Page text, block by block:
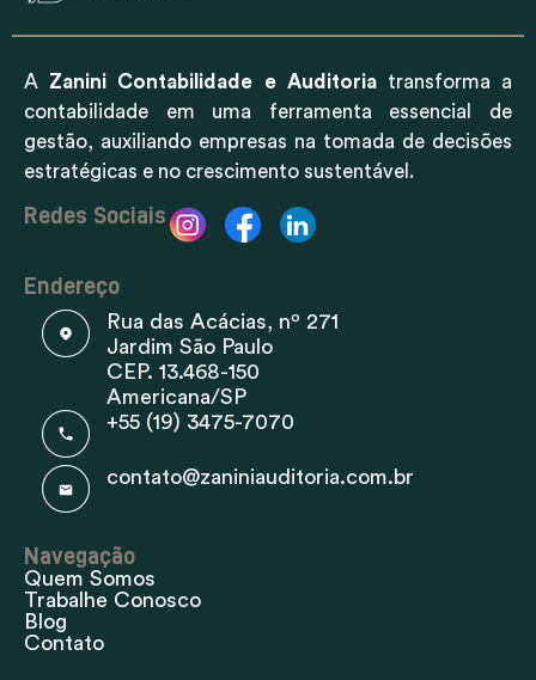
A Zanini Contabilidade e Auditoriatransforma a
contabilidade em uma ferramenta essencial de
gestão, auxiliando empresas na tomada de decisões
estratégicas e no crescimento sustentável.
Redes Sociais
Endereço
Rua das Acácias, nº 271
Jardim São Paulo
CEP. 13.468-150
Americana/SP
+55 (19) 3475-7070
contato@zaniniauditoria.com.br
Navegação
Quem Somos
Trabalhe Conosco
Blog
Contato